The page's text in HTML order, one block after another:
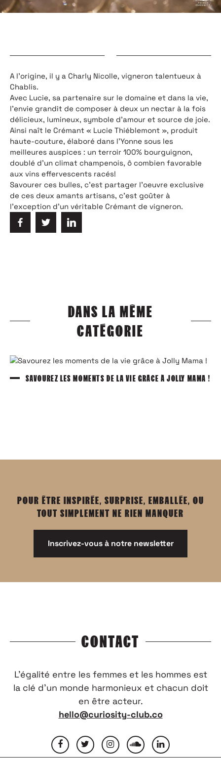
A l’origine, il y a Charly Nicolle, vigneron talentueux à
Chablis.
Avec Lucie, sa partenaire sur le domaine et dans la vie,
l’envie grandit de composer à deux un nectar à la fois
délicieux, lumineux, symbole d’amour et source de joie.
Ainsi naît le Crémant « Lucie Thiéblemont », produit
haute-couture, élaboré dans l’Yonne sous les
meilleures auspices : un terroir 100% bourguignon,
doublé d’un climat champenois, ô combien favorable
aux vins effervescents racés!
Savourer ces bulles, c’est partager l’oeuvre exclusive
de ces deux amants artisans, c’est goûter à
l’exception d’un véritable Crémant de vigneron.
DANS LA MÊME
CATÉGORIE
SAVOUREZ LES MOMENTS DE LA VIE GRÂCE À JOLLY MAMA !
POUR ÊTRE INSPIRÉE, SURPRISE, EMBALLÉE, OU
TOUT SIMPLEMENT NE RIEN MANQUER
Inscrivez-vous à notre newsletter
CONTACT
L’égalité entre les femmes et les hommes est
la clé d’un monde harmonieux et chacun doit
en être acteur.
hello@curiosity-club.co